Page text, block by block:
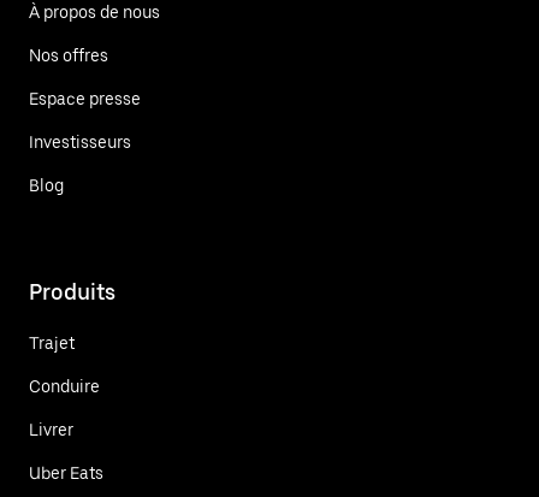
À propos de nous
Nos offres
Espace presse
Investisseurs
Blog
Produits
Trajet
Conduire
Livrer
Uber Eats